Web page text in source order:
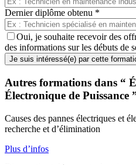
Dernier diplôme obtenu *
Oui, je souhaite recevoir des
des informations sur les débuts de
Autres formations dans “
Électronique de Puissance
Causes des pannes électriques et
recherche et d’élimination
Plus d’infos